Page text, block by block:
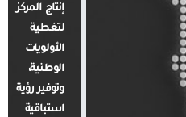
إنتاج المركز
لتغطية
الأولويات
الوطنية،
وتوفير رؤية
استباقية